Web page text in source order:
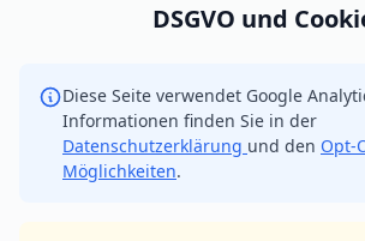
DSGVO und
Diese Seite verwendet Google
Informationen finden Sie in der
Datenschutzerklärung und den Opt-
Möglichkeiten.